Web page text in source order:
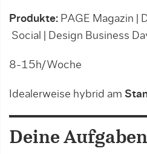
Produkte: PAGE Magazin |
Social | Design Business
8-15h/Woche
Idealerweise hybrid am
Deine Aufgaben